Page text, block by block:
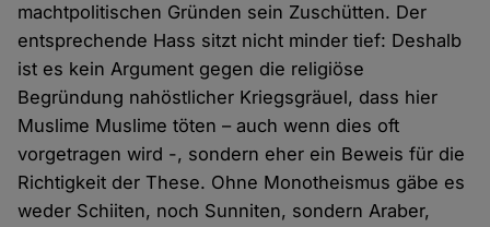
machtpolitischen Gründen sein Zuschütten. Der
entsprechende Hass sitzt nicht minder tief: Deshalb
ist es kein Argument gegen die religiöse
Begründung nahöstlicher Kriegsgräuel, dass hier
Muslime Muslime töten – auch wenn dies oft
vorgetragen wird -, sondern eher ein Beweis für die
Richtigkeit der These. Ohne Monotheismus gäbe es
weder Schiiten, noch Sunniten, sondern Araber,